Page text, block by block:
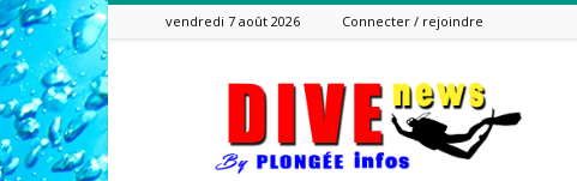
vendredi 7 août 2026 Connecter / rejoindre
Plongée
Infos